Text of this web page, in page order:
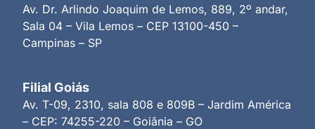
Av. Dr. Arlindo Joaquim de Lemos, 889, 2º andar,
Sala 04 – Vila Lemos – CEP 13100-450 –
Campinas – SP
Filial Goiás
Av. T-09, 2310, sala 808 e 809B – Jardim América
– CEP: 74255-220 – Goiânia – GO